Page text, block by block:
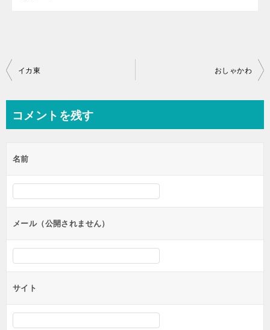
投
ビ
ー
シ
ン
イカ東 おしゃかわ
コメントを残す
名前
メール（公開されません）
サイト